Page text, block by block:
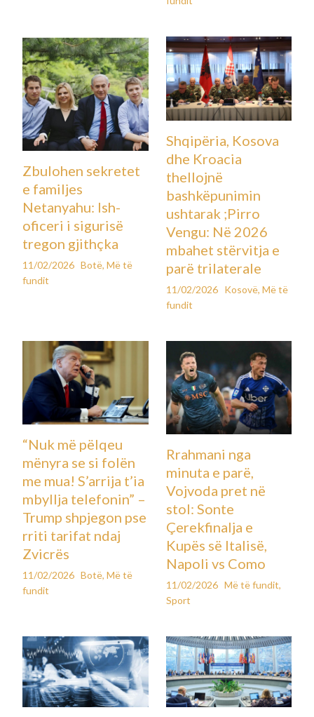
Zbulohen sekretet
e familjes
Netanyahu: Ish-
oficeri i sigurisë
tregon gjithçka
11/02/2026 Botë,Më të
fundit
Shqipëria, Kosova
dhe Kroacia
thellojnë
bashkëpunimin
ushtarak ;Pirro
Vengu: Në 2026
mbahet stërvitja e
parë trilaterale
11/02/2026 Kosovë, Më të
fundit
“Nuk më pëlqeu
mënyra se si folën
me mua! S’arrija t’ia
mbyllja telefonin” –
Trump shpjegon pse
rriti tarifat ndaj
Zvicrës
11/02/2026 Botë,Më të
fundit
Rrahmani nga
minuta e parë,
Vojvoda pret në
stol: Sonte
Çerekfinalja e
Kupës së Italisë,
Napoli vs Como
11/02/2026 Më të fundit,
Sport